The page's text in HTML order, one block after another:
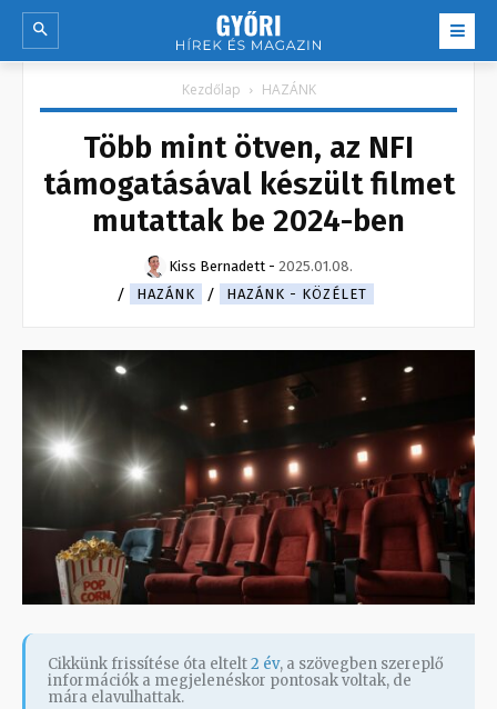
Kezdőlap HAZÁNK
Több mint ötven, az NFI
támogatásával készült filmet
mutattak be 2024-ben
Kiss Bernadett - 2025.01.08.
HAZÁNK
HAZÁNK - KÖZÉLET
Cikkünk frissítése óta eltelt2 év, a szövegben szereplő
információk a megjelenéskor pontosak voltak, de
mára elavulhattak.